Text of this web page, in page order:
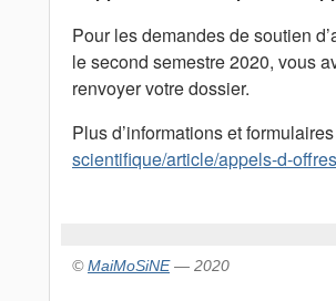
Pour les demandes de soutien
le second semestre 2020, vous
renvoyer votre dossier.
Plus d’informations et
scientifique/article/appels-d-offres
©MaiMoSiNE— 2020